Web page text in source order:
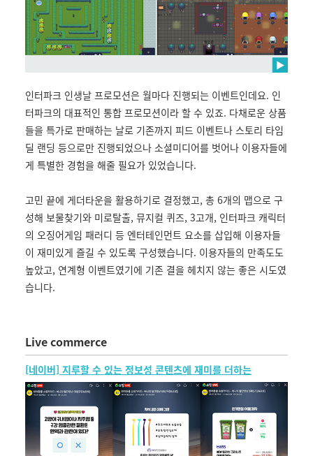
인터파크 인생날 프로모션은 월마다 진행되는 이벤트인데요. 인
터파크의 대표적인 통합 프로모션이라 할 수 있죠. 다채로운 상품
들을 특가로 판매하는 날로 기존까지 피드 이벤트나 스토리 타임
딜 랜딩 등으로만 진행되었으나 소셜미디어를 벗어나 이용자들에
게 특별한 경험을 해줄 필요가 있었습니다.
고민 끝에 게더타운을 활용하기로 결정했고, 총 6개의 맵으로 구
성해 보물찾기와 미로탈출, 뮤지컬 퀴즈, 3고개, 인터파크 캐릭터
의 오징어게임 패러디 등 엔터테인먼트 요소를 삽입해 이용자들
이 재미있게 즐길 수 있도록 구성했습니다. 이용자들의 만족도도
높았고, 연계형 이벤트였기에 기존 결을 헤치지 않는 좋은 시도였
습니다.
Live commerce
[네이버] 지루할 수 있는 정보성 콘텐츠에 재미를 더하는